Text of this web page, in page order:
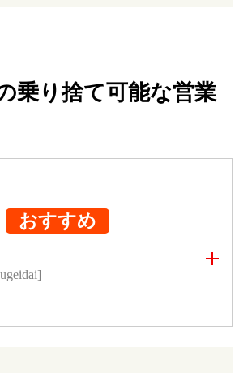
乗り捨て可能な営業
おすすめ